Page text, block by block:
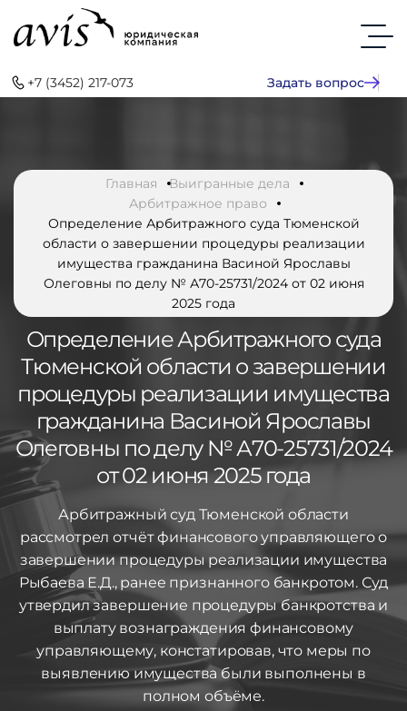
+7 (3452) 217-073 Задать вопрос
Главная
Выигранные дела
Арбитражное право
Определение Арбитражного суда Тюменской
области о завершении процедуры реализации
имущества гражданина Васиной Ярославы
Олеговны по делу № А70-25731/2024 от 02 июня
2025 года
Определение Арбитражного суда
Тюменской области о завершении
процедуры реализации имущества
гражданина Васиной Ярославы
Олеговны по делу № А70-25731/2024
от 02 июня 2025 года
Арбитражный суд Тюменской области
рассмотрел отчёт финансового управляющего о
завершении процедуры реализации имущества
Рыбаева Е.Д., ранее признанного банкротом. Суд
утвердил завершение процедуры банкротства и
выплату вознаграждения финансовому
управляющему, констатировав, что меры по
выявлению имущества были выполнены в
полном объёме.